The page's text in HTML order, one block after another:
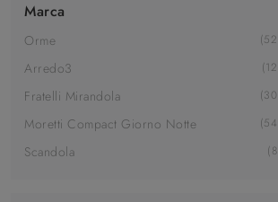
Marca
Orme 52
Arredo3 12
Fratelli Mirandola 30
Moretti Compact Giorno Notte 54
Scandola 8